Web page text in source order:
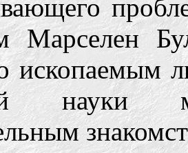
Марселен
ископаемым
науки